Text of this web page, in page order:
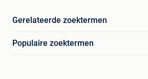
Gerelateerde zoektermen
Populaire zoektermen